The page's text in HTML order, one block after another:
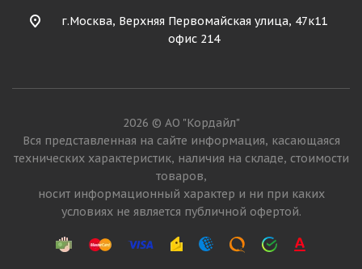
г.Москва, Верхняя Первомайская улица, 47к11
офис 214
2026 © АО "Кордайл"
Вся представленная на сайте информация, касающаяся
технических характеристик, наличия на складе, стоимости
товаров,
носит информационный характер и ни при каких
условиях не является публичной офертой.